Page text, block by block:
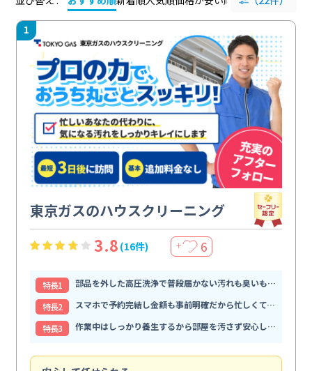
1
東京ガスのハウスクリーニング
3.8 (16件) ＋ 6
特⻑1
部品を外した高圧洗浄で普段届かない汚れも臭いもすっきり解消
特⻑2
スマホで予約完結し金額も事前明確だから忙しくても頼みやすい
特⻑3
作業中はしっかり養生するから部屋を汚さず安心して任せられる